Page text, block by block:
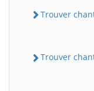
Trouver
Trouver